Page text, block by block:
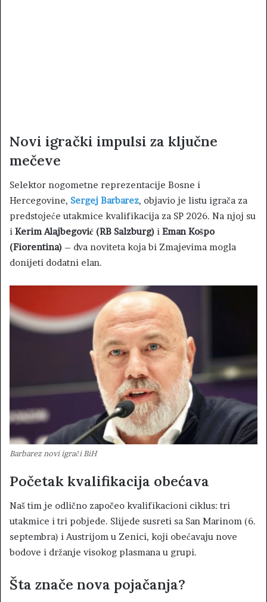
Novi igrački impulsi za ključne
mečeve
Selektor nogometne reprezentacije Bosne i
Hercegovine, Sergej Barbarez, objavio je listu igrača za
predstojeće utakmice kvalifikacija za SP 2026. Na njoj su
i Kerim Alajbegović (RB Salzburg) i Eman Košpo
(Fiorentina) – dva noviteta koja bi Zmajevima mogla
donijeti dodatni elan.
Barbarez novi igrači BiH
Početak kvalifikacija obećava
Naš tim je odlično započeo kvalifikacioni ciklus: tri
utakmice i tri pobjede. Slijede susreti sa San Marinom (6.
septembra) i Austrijom u Zenici, koji obećavaju nove
bodove i držanje visokog plasmana u grupi.
Šta znače nova pojačanja?